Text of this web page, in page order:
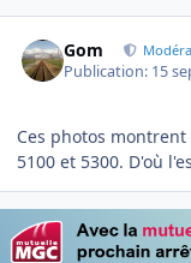
Gom
Publication: 15
Ces photos
5100 et 5300. D'où